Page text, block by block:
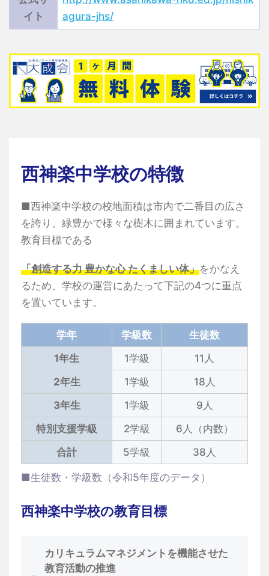
イト
agura-jhs/
西神楽中学校の特徴
■西神楽中学校の校地面積は市内で二番目の広さ
を誇り、緑豊かで様々な樹木に囲まれています。
教育目標である
「創造する力 豊かな心 たくましい体」をかなえ
るため、学校の運営にあたって下記の4つに重点
を置いています。
■生徒数・学級数（令和5年度のデータ）
学年 学級数
生徒数
1年生
1学級
11人
2年生
1学級
18人
3年生
1学級
9人
特別支援学級
2学級
6人（内数）
合計
5学級 38人
西神楽中学校の教育目標
カリキュラムマネジメントを機能させた
教育活動の推進